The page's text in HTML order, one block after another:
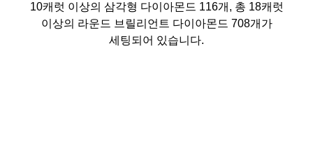
10캐럿 이상의 삼각형 다이아몬드 116개, 총 18캐럿
이상의 라운드 브릴리언트 다이아몬드 708개가
세팅되어 있습니다.